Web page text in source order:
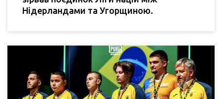
Нідерландами та Угорщиною.